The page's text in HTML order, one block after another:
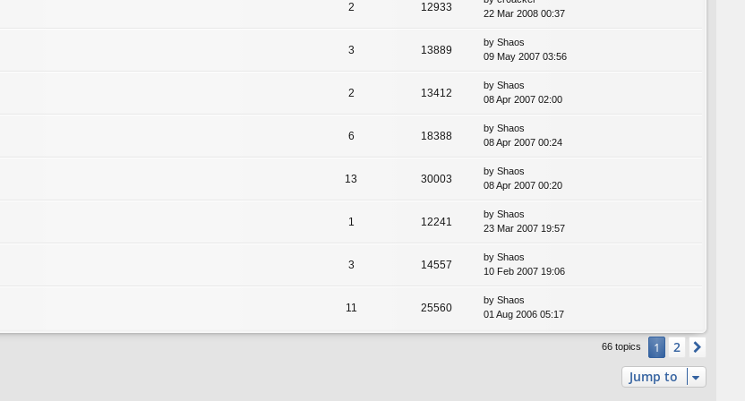
2 12933
22 Mar 2008 00:37
3 13889
by Shaos
09 May 2007 03:56
2 13412
by Shaos
08 Apr 2007 02:00
6 18388
by Shaos
08 Apr 2007 00:24
13 30003
by Shaos
08 Apr 2007 00:20
1 12241
by Shaos
23 Mar 2007 19:57
3 14557
by Shaos
10 Feb 2007 19:06
11 25560
by Shaos
01 Aug 2006 05:17
66 topics 1 2
Jump to